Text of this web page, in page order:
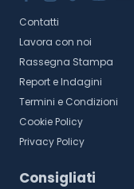
Contatti
Lavora con noi
Rassegna Stampa
Report e Indagini
Termini e Condizioni
Cookie Policy
Privacy Policy
Consigliati